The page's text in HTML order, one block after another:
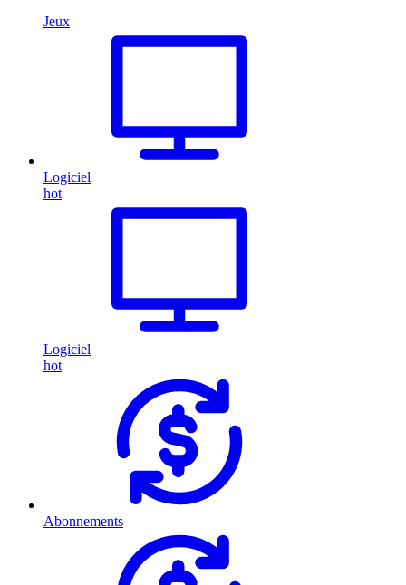
Jeux
Logiciel
hot
Logiciel
hot
Abonnements